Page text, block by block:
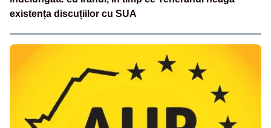
existența discuțiilor cu SUA